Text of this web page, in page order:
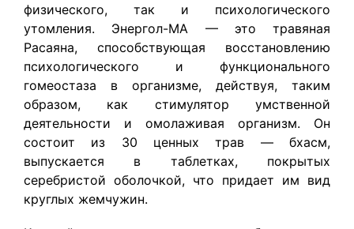
физического, так и психологического
утомления. Энергол-MA — это травяная
Расаяна, способствующая восстановлению
психологического и функционального
гомеостаза в организме, действуя, таким
образом, как стимулятор умственной
деятельности и омолаживая организм. Он
состоит из 30 ценных трав — бхасм,
выпускается в таблетках, покрытых
серебристой оболочкой, что придает им вид
круглых жемчужин.